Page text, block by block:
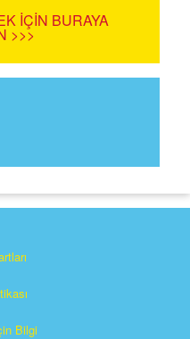
İÇIN BURAYA
>>>
Bilgi